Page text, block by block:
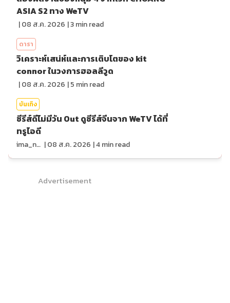
ASIA S2 ทาง WeTV
|08 ส.ค. 2026 |3min read
ดารา
วิเคราะห์เสน่ห์และการเติบโตของ kit
connor ในวงการฮอลลีวูด
|08 ส.ค. 2026 |5 min read
บันเทิง
ซีรีส์ดีไม่มีวัน Out ดูซีรีส์จีนจาก WeTV ได้ที่
ทรูไอดี
ima_nan |08 ส.ค. 2026 |4min read
Advertisement